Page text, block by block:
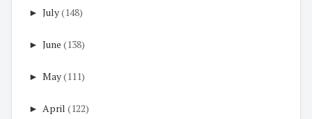
► July(148)
► June (138)
► May(111)
► April (122)